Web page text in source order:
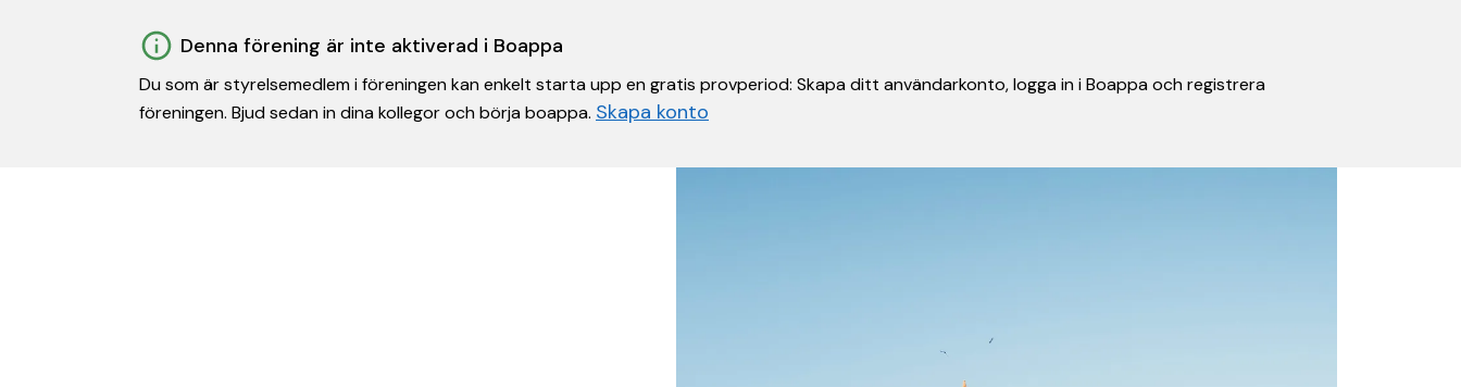
Denna förening är inte aktiverad i Boappa
Du som är styrelsemedlem i föreningen kan enkelt starta upp en gratis provperiod: Skapa ditt användarkonto, logga in i Boappa och registrera
föreningen. Bjud sedan in dina kollegor och börja boappa. Skapa konto